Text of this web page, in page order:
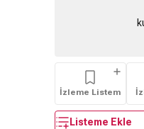
İzleme Listem
Listeme Ekle